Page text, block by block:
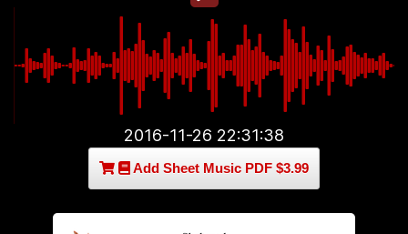
2016-11-26 22:31:38
Add Sheet Music PDF $3.99